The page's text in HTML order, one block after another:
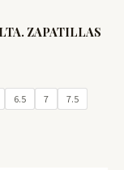
ZAPATILLAS
6.5 7
7.5